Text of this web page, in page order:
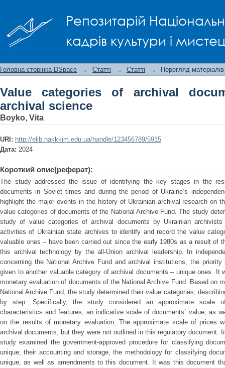
Репозитарій
кадрів культури і
Головна сторінка DSpace → Статті → Статті → Перегляд матеріалів
Value categories of archival
archival science
Boyko, Vita
URI: http://elib.nakkkim.edu.ua/handle/123456789/5915
Дата: 2024
Короткий опис(реферат):
The study addressed the issue of identifying the key stages in the
documents in Soviet times and during the period of Ukraine’s
highlight the major events in the history of Ukrainian archival research on
value categories of documents of the National Archive Fund. The study
study of value categories of archival documents by Ukrainian
activities of Ukrainian state archives to identify and record the value
valuable ones – have been carried out since the early 1980s as a result of
this archival technology by the all-Union archival leadership. In
concerning the National Archive Fund and archival institutions, the
given to another valuable category of archival documents – unique ones. It
monetary evaluation of documents of the National Archive Fund. Based on
National Archive Fund, the study determined their value categories,
by step. Specifically, the study considered an approximate scale
characteristics and features, an indicative scale of documents’ value, as
on the results of monetary evaluation. The approximate scale of prices
archival documents, but they were not outlined in this regulatory document.
study examined the government-approved procedure for classifying
unique, their accounting and storage, the methodology for classifying
unique, as well as amendments to this document. It was this document